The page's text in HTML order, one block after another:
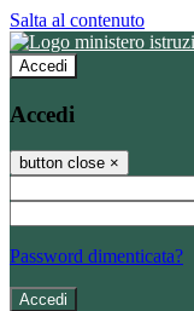
Salta al contenuto
Accedi
Accedi
button close ×
Password dimenticata?